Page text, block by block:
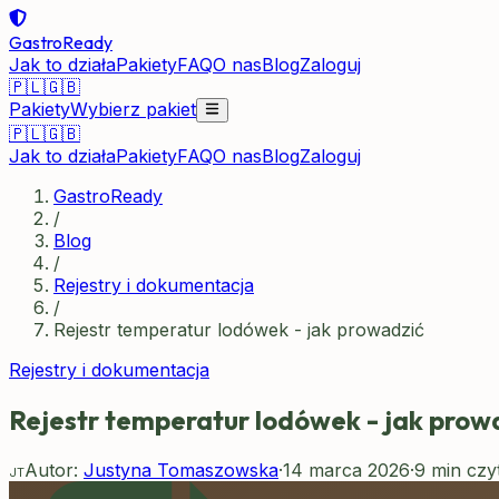
GastroReady
Jak to działaPakietyFAQO nasBlogZaloguj
🇵🇱🇬🇧
PakietyWybierz pakiet
🇵🇱🇬🇧
Jak to działaPakietyFAQO nasBlogZaloguj
GastroReady
/
Blog
/
Rejestry i dokumentacja
/
Rejestr temperatur lodówek - jak prowadzić
Rejestry i dokumentacja
Rejestr temperatur lodówek - jak
JTAutor: Justyna Tomaszowska·14 marca 2026·9 min